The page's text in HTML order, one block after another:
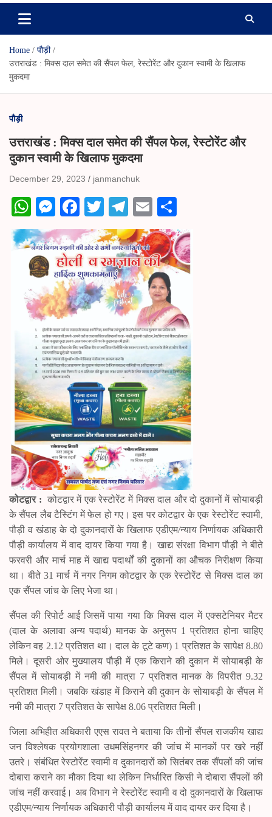
Home
पौड़ी
उत्तराखंड : मिक्स दाल समेत की सैंपल फेल, रेस्टोरेंट और दुकान स्वामी के खिलाफ
मुकदमा
पौड़ी
उत्तराखंड : मिक्स दाल समेत की सैंपल फेल, रेस्टोरेंट और
दुकान स्वामी के खिलाफ मुकदमा
December 29, 2023 janmanchuk
W
ha
ts
A
pp
M
es
se
ng
er
Fa
ce
bo
ok
T
wi
tte
r
Te
le
gr
a
m
E
m
ail
ha
re
कोटद्वार : कोटद्वार में एक रेस्टोरेंट में मिक्स दाल और दो दुकानों में सोयाबड़ी
के सैंपल लैब टैस्टिंग में फेल हो गए। इस पर कोटद्वार के एक रेस्टोरेंट स्वामी,
पौड़ी व खंडाह के दो दुकानदारों के खिलाफ एडीएम/न्याय निर्णायक अधिकारी
पौड़ी कार्यालय में वाद दायर किया गया है। खाद्य संरक्षा विभाग पौड़ी ने बीते
फरवरी और मार्च माह में खाद्य पदार्थों की दुकानों का औचक निरीक्षण किया
था। बीते 31 मार्च में नगर निगम कोटद्वार के एक रेस्टोरेंट से मिक्स दाल का
एक सैंपल जांच के लिए भेजा था।
सैंपल की रिपोर्ट आई जिसमें पाया गया कि मिक्स दाल में एक्सटेनियर मैटर
(दाल के अलावा अन्य पदार्थ) मानक के अनुरूप 1 प्रतिशत होना चाहिए
लेकिन वह 2.12 प्रतिशत था। दाल के टूटे कण) 1 प्रतिशत के सापेक्ष 8.80
मिले। दूसरी ओर मुख्यालय पौड़ी में एक किराने की दुकान में सोयाबड़ी के
सैंपल में सोयाबड़ी में नमी की मात्रा 7 प्रतिशत मानक के विपरीत 9.32
प्रतिशत मिली। जबकि खंडाह में किराने की दुकान के सोयाबड़ी के सैंपल में
नमी की मात्रा 7 प्रतिशत के सापेक्ष 8.06 प्रतिशत मिली।
जिला अभिहीत अधिकारी एएस रावत ने बताया कि तीनों सैंपल राजकीय खाद्य
जन विश्लेषक प्रयोगशाला उधमसिंहनगर की जांच में मानकों पर खरे नहीं
उतरे। संबंधित रेस्टोरेंट स्वामी व दुकानदारों को सितंबर तक सैंपलों की जांच
दोबारा कराने का मौका दिया था लेकिन निर्धारित किसी ने दोबारा सैंपलों की
जांच नहीं करवाई। अब विभाग ने रेस्टोरेंट स्वामी व दो दुकानदारों के खिलाफ
एडीएम/न्याय निर्णायक अधिकारी पौड़ी कार्यालय में वाद दायर कर दिया है।